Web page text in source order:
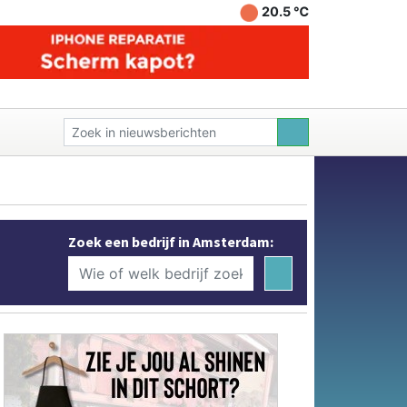
20.5 ℃
Zoek een bedrijf in Amsterdam: